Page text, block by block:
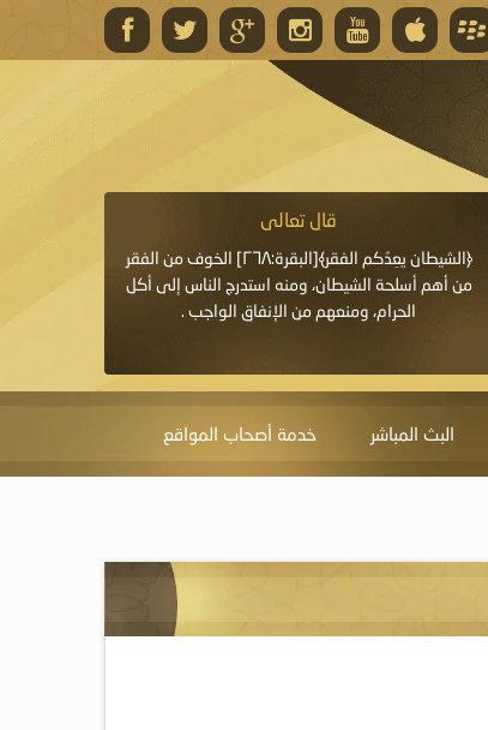
قال تعالى
﴿الشيطان يعِدُكم الفقر﴾[البقرة:٢٦٨] الخوف من الفقر
من أهم أسلحة الشيطان، ومنه استدرج الناس إلى أكل
الحرام، ومنعهم من الإنفاق الواجب .
البث المباشر خدمة أصحاب المواقع